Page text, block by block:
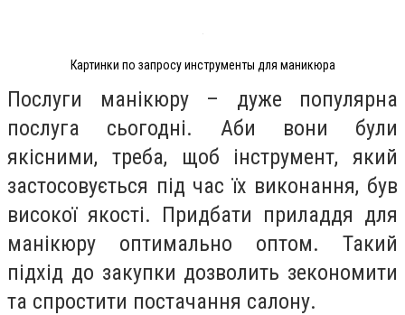
Картинки по запросу инструменты для маникюра
Послуги манікюру – дуже популярна
послуга сьогодні. Аби вони були
якісними, треба, щоб інструмент, який
застосовується під час їх виконання, був
високої якості. Придбати приладдя для
манікюру оптимально оптом. Такий
підхід до закупки дозволить зекономити
та спростити постачання салону.